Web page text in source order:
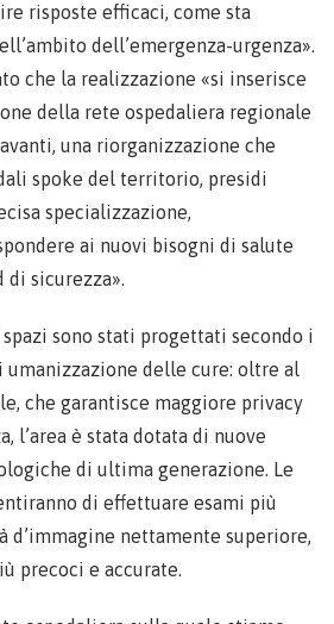
risposte efficaci, come sta
dell’emergenza-urgenza».
che la realizzazione «si inserisce
della rete ospedaliera regionale
una riorganizzazione che
spoke del territorio, presidi
specializzazione,
ai nuovi bisogni di salute
di sicurezza».
sono stati progettati secondo i
delle cure: oltre al
che garantisce maggiore privacy
l’area è stata dotata di nuove
di ultima generazione. Le
di effettuare esami più
d’immagine nettamente superiore,
precoci e accurate.